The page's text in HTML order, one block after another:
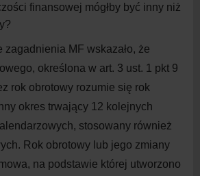
finansowej mógłby być inny niż
zagadnienia MF wskazało, że
określona w art. 3 ust. 1 pkt 9
rok obrotowy rozumie się rok
okres trwający 12 kolejnych
stosowany również
Rok obrotowy lub jego zmiany
na podstawie której utworzono